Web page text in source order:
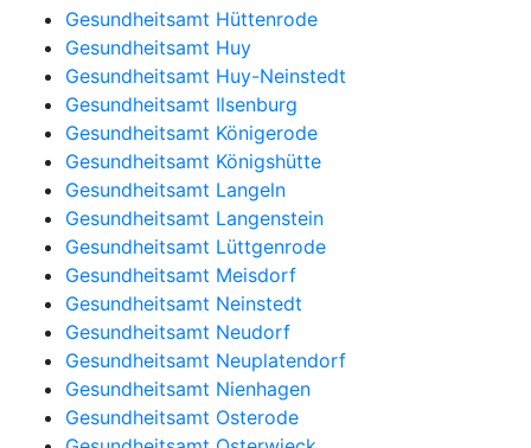
Gesundheitsamt Hüttenrode
Gesundheitsamt Huy
Gesundheitsamt Huy-Neinstedt
Gesundheitsamt Ilsenburg
Gesundheitsamt Königerode
Gesundheitsamt Königshütte
Gesundheitsamt Langeln
Gesundheitsamt Langenstein
Gesundheitsamt Lüttgenrode
Gesundheitsamt Meisdorf
Gesundheitsamt Neinstedt
Gesundheitsamt Neudorf
Gesundheitsamt Neuplatendorf
Gesundheitsamt Nienhagen
Gesundheitsamt Osterode